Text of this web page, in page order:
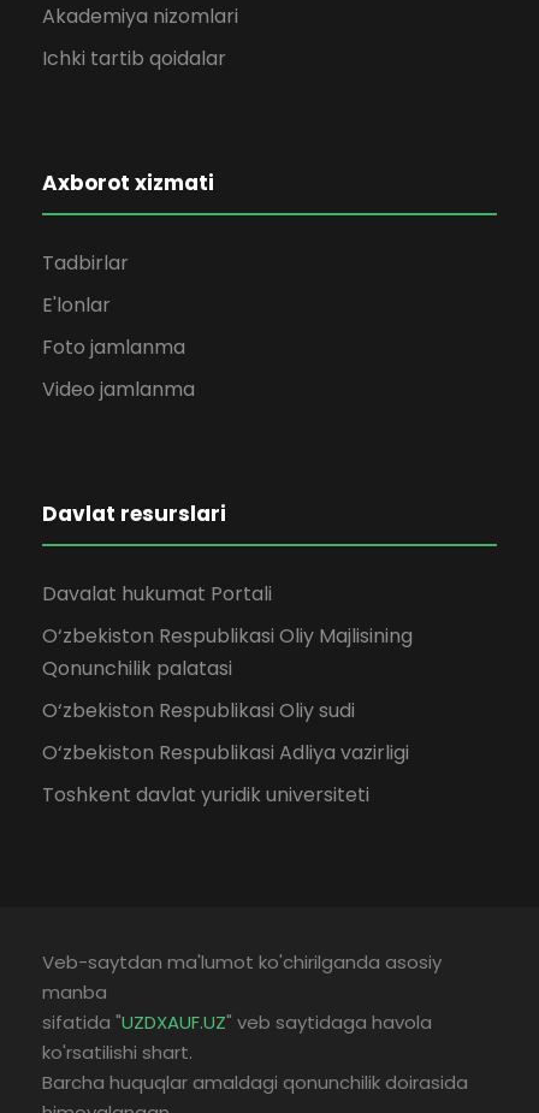
Akademiya nizomlari
Ichki tartib qoidalar
Axborot xizmati
Tadbirlar
E'lonlar
Foto jamlanma
Video jamlanma
Davlat resurslari
Davalat hukumat Portali
O‘zbekiston Respublikasi Oliy Majlisining
Qonunchilik palatasi
O‘zbekiston Respublikasi Oliy sudi
O‘zbekiston Respublikasi Adliya vazirligi
Toshkent davlat yuridik universiteti
Veb-saytdan ma'lumot ko'chirilganda asosiy
manba
sifatida "UZDXAUF.UZ" veb saytidaga havola
ko'rsatilishi shart.
Barcha huquqlar amaldagi qonunchilik doirasida